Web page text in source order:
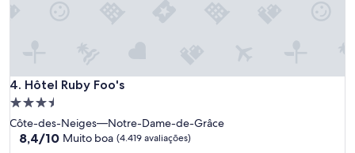
4. Hôtel Ruby Foo's
Hôtel Ruby Foo's
Propriedade
3.5
estrelas
Côte-des-Neiges—Notre-Dame-de-Grâce
8.4
8,4/10 Muito boa (4.419 avaliações)